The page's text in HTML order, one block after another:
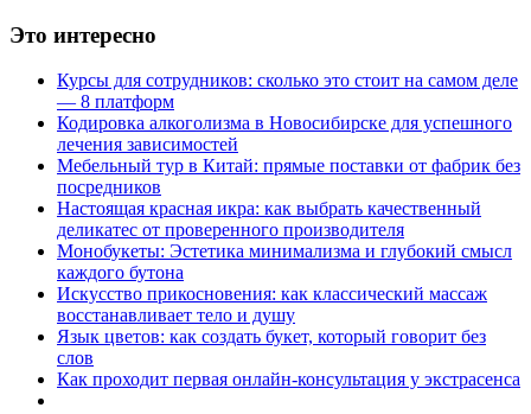
Это интересно
Курсы для сотрудников: сколько это стоит на самом деле
— 8 платформ
Кодировка алкоголизма в Новосибирске для успешного
лечения зависимостей
Мебельный тур в Китай: прямые поставки от фабрик без
посредников
Настоящая красная икра: как выбрать качественный
деликатес от проверенного производителя
Монобукеты: Эстетика минимализма и глубокий смысл
каждого бутона
Искусство прикосновения: как классический массаж
восстанавливает тело и душу
Язык цветов: как создать букет, который говорит без
слов
Как проходит первая онлайн-консультация у экстрасенса